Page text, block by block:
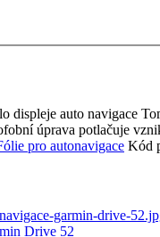
displeje auto navigace
úprava potlačuje
pro autonavigace Kód
Drive 52